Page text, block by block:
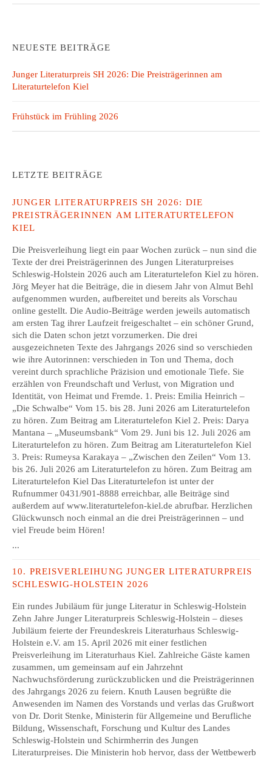
i
NEUESTE BEITRÄGE
Junger Literaturpreis SH 2026: Die Preisträgerinnen am
Literaturtelefon Kiel
Frühstück im Frühling 2026
LETZTE BEITRÄGE
JUNGER LITERATURPREIS SH 2026: DIE
PREISTRÄGERINNEN AM LITERATURTELEFON
KIEL
Die Preisverleihung liegt ein paar Wochen zurück – nun sind die
Texte der drei Preisträgerinnen des Jungen Literaturpreises
Schleswig-Holstein 2026 auch am Literaturtelefon Kiel zu hören.
Jörg Meyer hat die Beiträge, die in diesem Jahr von Almut Behl
aufgenommen wurden, aufbereitet und bereits als Vorschau
online gestellt. Die Audio-Beiträge werden jeweils automatisch
am ersten Tag ihrer Laufzeit freigeschaltet – ein schöner Grund,
sich die Daten schon jetzt vorzumerken. Die drei
ausgezeichneten Texte des Jahrgangs 2026 sind so verschieden
wie ihre Autorinnen: verschieden in Ton und Thema, doch
vereint durch sprachliche Präzision und emotionale Tiefe. Sie
erzählen von Freundschaft und Verlust, von Migration und
Identität, von Heimat und Fremde. 1. Preis: Emilia Heinrich –
„Die Schwalbe“ Vom 15. bis 28. Juni 2026 am Literaturtelefon
zu hören. Zum Beitrag am Literaturtelefon Kiel 2. Preis: Darya
Mantana – „Museumsbank“ Vom 29. Juni bis 12. Juli 2026 am
Literaturtelefon zu hören. Zum Beitrag am Literaturtelefon Kiel
3. Preis: Rumeysa Karakaya – „Zwischen den Zeilen“ Vom 13.
bis 26. Juli 2026 am Literaturtelefon zu hören. Zum Beitrag am
Literaturtelefon Kiel Das Literaturtelefon ist unter der
Rufnummer 0431/901-8888 erreichbar, alle Beiträge sind
außerdem auf www.literaturtelefon-kiel.de abrufbar. Herzlichen
Glückwunsch noch einmal an die drei Preisträgerinnen – und
viel Freude beim Hören!
...
10. PREISVERLEIHUNG JUNGER LITERATURPREIS
SCHLESWIG-HOLSTEIN 2026
Ein rundes Jubiläum für junge Literatur in Schleswig-Holstein
Zehn Jahre Junger Literaturpreis Schleswig-Holstein – dieses
Jubiläum feierte der Freundeskreis Literaturhaus Schleswig-
Holstein e.V. am 15. April 2026 mit einer festlichen
Preisverleihung im Literaturhaus Kiel. Zahlreiche Gäste kamen
zusammen, um gemeinsam auf ein Jahrzehnt
Nachwuchsförderung zurückzublicken und die Preisträgerinnen
des Jahrgangs 2026 zu feiern. Knuth Lausen begrüßte die
Anwesenden im Namen des Vorstands und verlas das Grußwort
von Dr. Dorit Stenke, Ministerin für Allgemeine und Berufliche
Bildung, Wissenschaft, Forschung und Kultur des Landes
Schleswig-Holstein und Schirmherrin des Jungen
Literaturpreises. Die Ministerin hob hervor, dass der Wettbewerb